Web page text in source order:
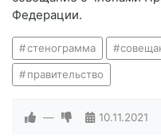
Федерации.
стенограмма
правительство
— 10.11.2021